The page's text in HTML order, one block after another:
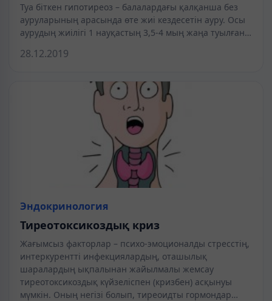
Туа біткен гипотиреоз – балалардағы қалқанша без
ауруларының арасында өте жиі кездесетін ауру. Осы
аурудың жиілігі 1 науқастың 3,5-4 мың жаңа туылған…
28.12.2019
Эндокринология
Тиреотоксикоздық криз
Жағымсыз факторлар – психо-эмоционалды стресстің,
интеркурентті инфекциялардың, оташылық
шаралардың ықпалынан жайылмалы жемсау
тиреотоксикоздық күйзеліспен (кризбен) асқынуы
мүмкін. Оның негізі болып, тиреоидты гормондар…